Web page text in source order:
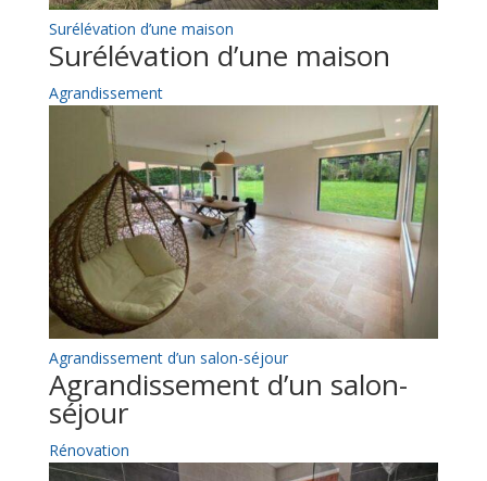
Surélévation d’une maison
Surélévation d’une maison
Agrandissement
Agrandissement d’un salon-séjour
Agrandissement d’un salon-
séjour
Rénovation